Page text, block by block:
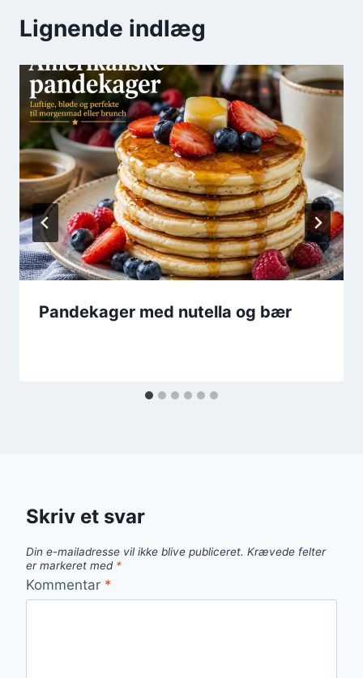
Lignende indlæg
Pandekager med nutella og bær
Skriv et svar
Din e-mailadresse vil ikke blive publiceret. Krævede felter
er markeret med *
Kommentar *